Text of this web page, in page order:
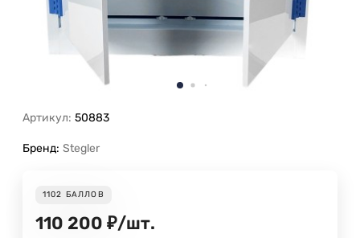
Артикул: 50883
Бренд: Stegler
1102 БАЛЛОВ
110 200 ₽/шт.